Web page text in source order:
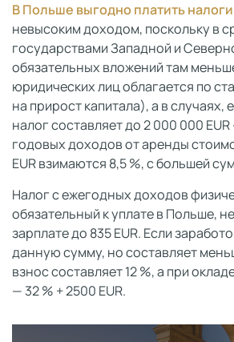
В Польше выгодно платить налоги
невысоким доходом, поскольку в
государствами Западной и
обязательных вложений там
юридических лиц облагается по
на прирост капитала), а в случаях,
налог составляет до 2 000 000
годовых доходов от аренды
EUR взимаются 8,5 %, с большей
Налог с ежегодных доходов
обязательный к уплате в Польше,
зарплате до 835 EUR. Если
данную сумму, но составляет
взнос составляет 12 %, а при
— 32 % + 2500 EUR.